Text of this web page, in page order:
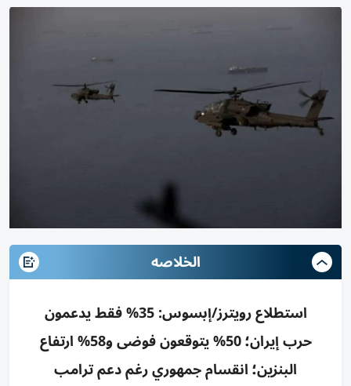
الخلاصه
استطلاع رويترز/إبسوس: 35% فقط يدعمون
حرب إيران؛ 50% يتوقعون فوضى و58% ارتفاع
البنزين؛ انقسام جمهوري رغم دعم ترامب